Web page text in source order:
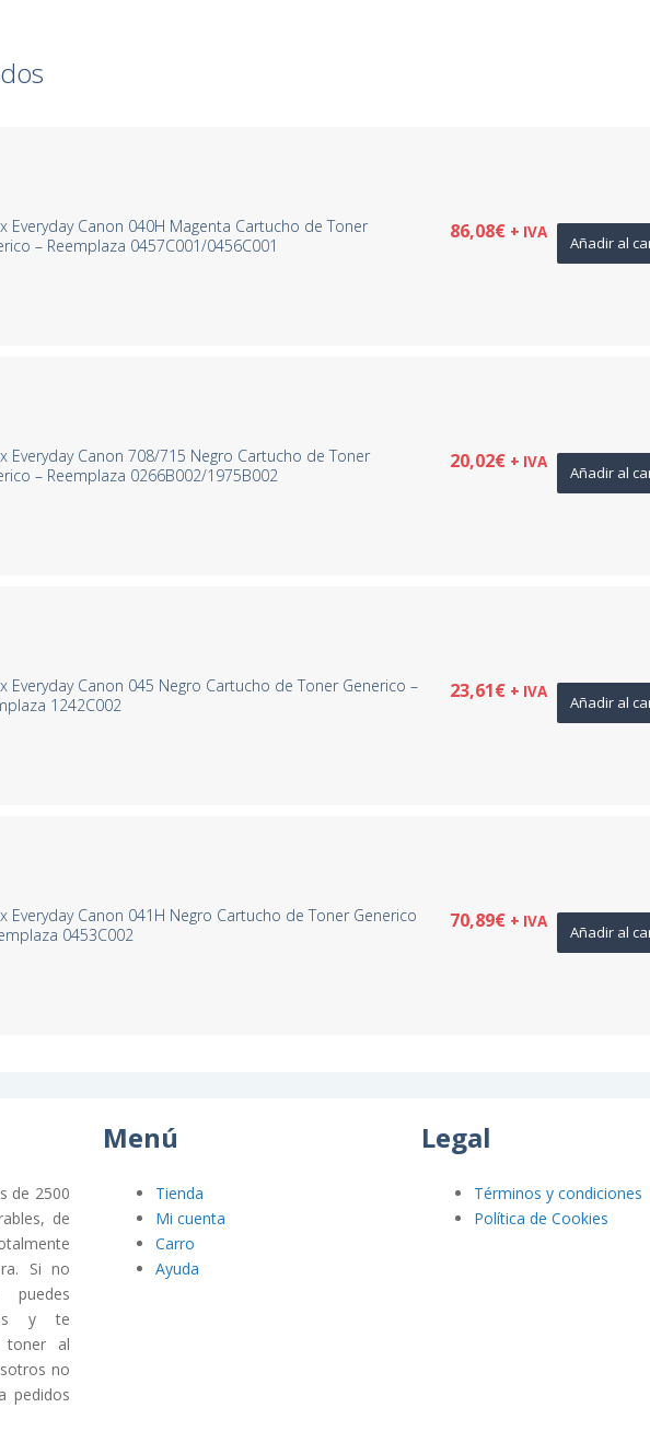
Everyday Canon 040H Magenta Cartucho de Toner
– Reemplaza 0457C001/0456C001
86,08€ + IVA
Añadir al
Everyday Canon 708/715 Negro Cartucho de Toner
– Reemplaza 0266B002/1975B002
20,02€ + IVA
Añadir al
Everyday Canon 045 Negro Cartucho de Toner Generico –
1242C002
23,61€ + IVA
Añadir al
Everyday Canon 041H Negro Cartucho de Toner Generico
0453C002
70,89€ + IVA
Añadir al
de 2500
de
Si no
y te
toner al
no
pedidos
Menú
Tienda
Mi cuenta
Carro
Ayuda
Legal
Términos y condiciones
Política de Cookies